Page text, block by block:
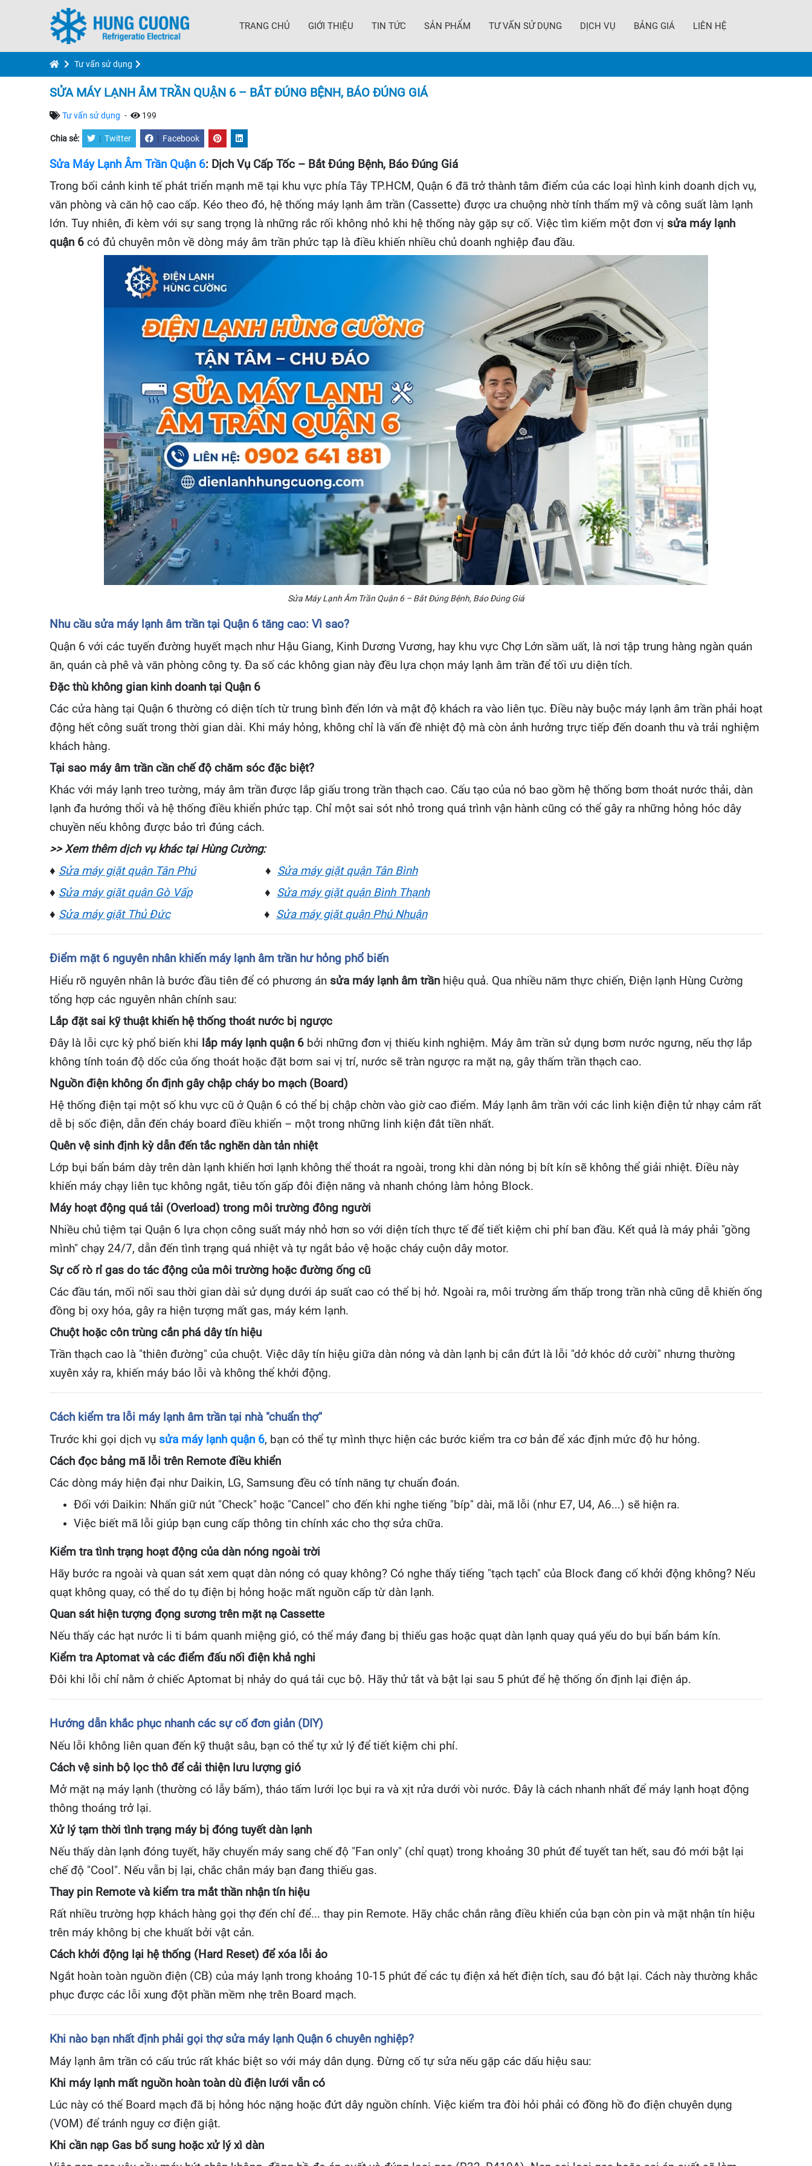
TRANG CHỦ GIỚI THIỆU TIN TỨC SẢN PHẨM TƯ VẤN SỬ DỤNG DỊCH VỤ BẢNG GIÁ LIÊN HỆ
Tư vấn sử dụng
SỬA MÁY LẠNH ÂM TRẦN QUẬN 6 – BẮT ĐÚNG BỆNH, BÁO ĐÚNG GIÁ
Tư vấn sử dụng - 199
Chia sẻ: | Twitter | Facebook
Sửa Máy Lạnh Âm Trần Quận 6: Dịch Vụ Cấp Tốc – Bắt Đúng Bệnh, Báo Đúng Giá
Trong bối cảnh kinh tế phát triển mạnh mẽ tại khu vực phía Tây TP.HCM, Quận 6 đã trở thành tâm điểm của các loại hình kinh doanh dịch vụ,
văn phòng và căn hộ cao cấp. Kéo theo đó, hệ thống máy lạnh âm trần (Cassette) được ưa chuộng nhờ tính thẩm mỹ và công suất làm lạnh
lớn. Tuy nhiên, đi kèm với sự sang trọng là những rắc rối không nhỏ khi hệ thống này gặp sự cố. Việc tìm kiếm một đơn vị sửa máy lạnh
quận 6 có đủ chuyên môn về dòng máy âm trần phức tạp là điều khiến nhiều chủ doanh nghiệp đau đầu.
Sửa Máy Lạnh Âm Trần Quận 6 – Bắt Đúng Bệnh, Báo Đúng Giá
Nhu cầu sửa máy lạnh âm trần tại Quận 6 tăng cao: Vì sao?
Quận 6 với các tuyến đường huyết mạch như Hậu Giang, Kinh Dương Vương, hay khu vực Chợ Lớn sầm uất, là nơi tập trung hàng ngàn quán
ăn, quán cà phê và văn phòng công ty. Đa số các không gian này đều lựa chọn máy lạnh âm trần để tối ưu diện tích.
Đặc thù không gian kinh doanh tại Quận 6
Các cửa hàng tại Quận 6 thường có diện tích từ trung bình đến lớn và mật độ khách ra vào liên tục. Điều này buộc máy lạnh âm trần phải hoạt
động hết công suất trong thời gian dài. Khi máy hỏng, không chỉ là vấn đề nhiệt độ mà còn ảnh hưởng trực tiếp đến doanh thu và trải nghiệm
khách hàng.
Tại sao máy âm trần cần chế độ chăm sóc đặc biệt?
Khác với máy lạnh treo tường, máy âm trần được lắp giấu trong trần thạch cao. Cấu tạo của nó bao gồm hệ thống bơm thoát nước thải, dàn
lạnh đa hướng thổi và hệ thống điều khiển phức tạp. Chỉ một sai sót nhỏ trong quá trình vận hành cũng có thể gây ra những hỏng hóc dây
chuyền nếu không được bảo trì đúng cách.
>> Xem thêm dịch vụ khác tại Hùng Cường:
♦ Sửa máy giặt quận Tân Phú ♦ Sửa máy giặt quận Tân Bình
♦ Sửa máy giặt quận Gò Vấp ♦ Sửa máy giặt quận Bình Thạnh
♦ Sửa máy giặt Thủ Đức ♦ Sửa máy giặt quận Phú Nhuận
Điểm mặt 6 nguyên nhân khiến máy lạnh âm trần hư hỏng phổ biến
Hiểu rõ nguyên nhân là bước đầu tiên để có phương án sửa máy lạnh âm trần hiệu quả. Qua nhiều năm thực chiến, Điện lạnh Hùng Cường
tổng hợp các nguyên nhân chính sau:
Lắp đặt sai kỹ thuật khiến hệ thống thoát nước bị ngược
Đây là lỗi cực kỳ phổ biến khi lắp máy lạnh quận 6 bởi những đơn vị thiếu kinh nghiệm. Máy âm trần sử dụng bơm nước ngưng, nếu thợ lắp
không tính toán độ dốc của ống thoát hoặc đặt bơm sai vị trí, nước sẽ tràn ngược ra mặt nạ, gây thấm trần thạch cao.
Nguồn điện không ổn định gây chập cháy bo mạch (Board)
Hệ thống điện tại một số khu vực cũ ở Quận 6 có thể bị chập chờn vào giờ cao điểm. Máy lạnh âm trần với các linh kiện điện tử nhạy cảm rất
dễ bị sốc điện, dẫn đến cháy board điều khiển – một trong những linh kiện đắt tiền nhất.
Quên vệ sinh định kỳ dẫn đến tắc nghẽn dàn tản nhiệt
Lớp bụi bẩn bám dày trên dàn lạnh khiến hơi lạnh không thể thoát ra ngoài, trong khi dàn nóng bị bít kín sẽ không thể giải nhiệt. Điều này
khiến máy chạy liên tục không ngắt, tiêu tốn gấp đôi điện năng và nhanh chóng làm hỏng Block.
Máy hoạt động quá tải (Overload) trong môi trường đông người
Nhiều chủ tiệm tại Quận 6 lựa chọn công suất máy nhỏ hơn so với diện tích thực tế để tiết kiệm chi phí ban đầu. Kết quả là máy phải "gồng
mình" chạy 24/7, dẫn đến tình trạng quá nhiệt và tự ngắt bảo vệ hoặc cháy cuộn dây motor.
Sự cố rò rỉ gas do tác động của môi trường hoặc đường ống cũ
Các đầu tán, mối nối sau thời gian dài sử dụng dưới áp suất cao có thể bị hở. Ngoài ra, môi trường ẩm thấp trong trần nhà cũng dễ khiến ống
đồng bị oxy hóa, gây ra hiện tượng mất gas, máy kém lạnh.
Chuột hoặc côn trùng cắn phá dây tín hiệu
Trần thạch cao là "thiên đường" của chuột. Việc dây tín hiệu giữa dàn nóng và dàn lạnh bị cắn đứt là lỗi "dở khóc dở cười" nhưng thường
xuyên xảy ra, khiến máy báo lỗi và không thể khởi động.
Cách kiểm tra lỗi máy lạnh âm trần tại nhà "chuẩn thợ"
Trước khi gọi dịch vụ sửa máy lạnh quận 6, bạn có thể tự mình thực hiện các bước kiểm tra cơ bản để xác định mức độ hư hỏng.
Cách đọc bảng mã lỗi trên Remote điều khiển
Các dòng máy hiện đại như Daikin, LG, Samsung đều có tính năng tự chuẩn đoán.
Đối với Daikin: Nhấn giữ nút "Check" hoặc "Cancel" cho đến khi nghe tiếng "bíp" dài, mã lỗi (như E7, U4, A6...) sẽ hiện ra.
Việc biết mã lỗi giúp bạn cung cấp thông tin chính xác cho thợ sửa chữa.
Kiểm tra tình trạng hoạt động của dàn nóng ngoài trời
Hãy bước ra ngoài và quan sát xem quạt dàn nóng có quay không? Có nghe thấy tiếng "tạch tạch" của Block đang cố khởi động không? Nếu
quạt không quay, có thể do tụ điện bị hỏng hoặc mất nguồn cấp từ dàn lạnh.
Quan sát hiện tượng đọng sương trên mặt nạ Cassette
Nếu thấy các hạt nước li ti bám quanh miệng gió, có thể máy đang bị thiếu gas hoặc quạt dàn lạnh quay quá yếu do bụi bẩn bám kín.
Kiểm tra Aptomat và các điểm đấu nối điện khả nghi
Đôi khi lỗi chỉ nằm ở chiếc Aptomat bị nhảy do quá tải cục bộ. Hãy thử tắt và bật lại sau 5 phút để hệ thống ổn định lại điện áp.
Hướng dẫn khắc phục nhanh các sự cố đơn giản (DIY)
Nếu lỗi không liên quan đến kỹ thuật sâu, bạn có thể tự xử lý để tiết kiệm chi phí.
Cách vệ sinh bộ lọc thô để cải thiện lưu lượng gió
Mở mặt nạ máy lạnh (thường có lẫy bấm), tháo tấm lưới lọc bụi ra và xịt rửa dưới vòi nước. Đây là cách nhanh nhất để máy lạnh hoạt động
thông thoáng trở lại.
Xử lý tạm thời tình trạng máy bị đóng tuyết dàn lạnh
Nếu thấy dàn lạnh đóng tuyết, hãy chuyển máy sang chế độ "Fan only" (chỉ quạt) trong khoảng 30 phút để tuyết tan hết, sau đó mới bật lại
chế độ "Cool". Nếu vẫn bị lại, chắc chắn máy bạn đang thiếu gas.
Thay pin Remote và kiểm tra mắt thần nhận tín hiệu
Rất nhiều trường hợp khách hàng gọi thợ đến chỉ để... thay pin Remote. Hãy chắc chắn rằng điều khiển của bạn còn pin và mặt nhận tín hiệu
trên máy không bị che khuất bởi vật cản.
Cách khởi động lại hệ thống (Hard Reset) để xóa lỗi ảo
Ngắt hoàn toàn nguồn điện (CB) của máy lạnh trong khoảng 10-15 phút để các tụ điện xả hết điện tích, sau đó bật lại. Cách này thường khắc
phục được các lỗi xung đột phần mềm nhẹ trên Board mạch.
Khi nào bạn nhất định phải gọi thợ sửa máy lạnh Quận 6 chuyên nghiệp?
Máy lạnh âm trần có cấu trúc rất khác biệt so với máy dân dụng. Đừng cố tự sửa nếu gặp các dấu hiệu sau:
Khi máy lạnh mất nguồn hoàn toàn dù điện lưới vẫn có
Lúc này có thể Board mạch đã bị hỏng hóc nặng hoặc đứt dây nguồn chính. Việc kiểm tra đòi hỏi phải có đồng hồ đo điện chuyên dụng
(VOM) để tránh nguy cơ điện giật.
Khi cần nạp Gas bổ sung hoặc xử lý xì dàn